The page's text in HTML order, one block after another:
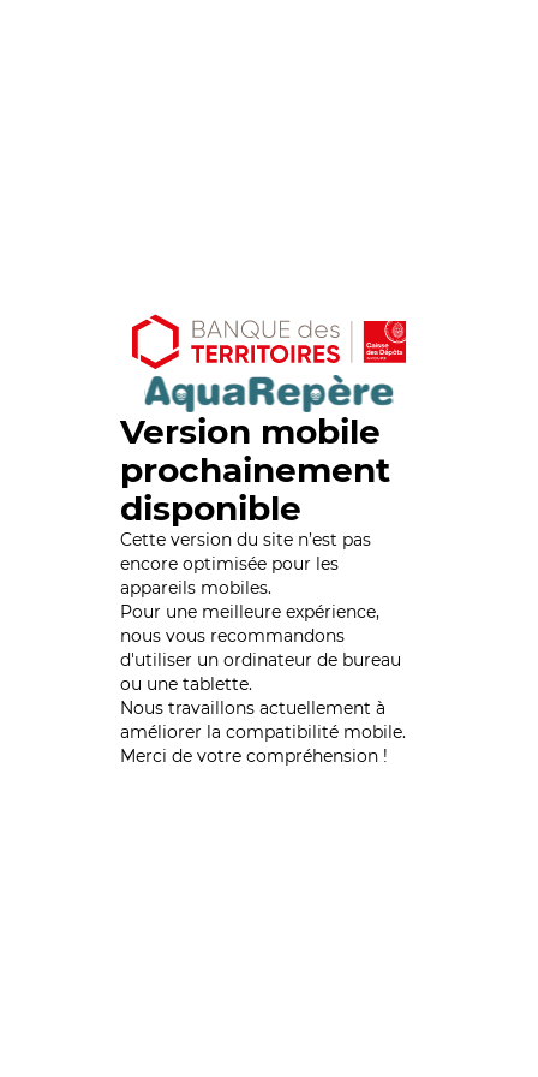
Version mobile
prochainement
disponible
Cette version du site n’est pas
encore optimisée pour les
appareils mobiles.
Pour une meilleure expérience,
nous vous recommandons
d'utiliser un ordinateur de bureau
ou une tablette.
Nous travaillons actuellement à
améliorer la compatibilité mobile.
Merci de votre compréhension !